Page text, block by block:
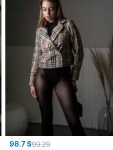
98.7 $99.29